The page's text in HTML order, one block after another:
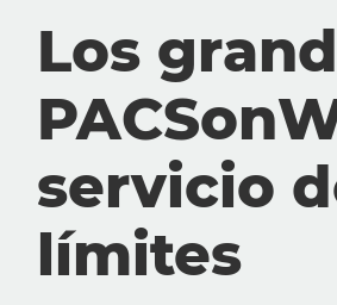
Los
servicio
límites